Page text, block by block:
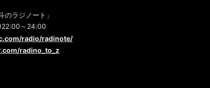
のラジノート」
～24:00
radio/radinote/
radino_to_z